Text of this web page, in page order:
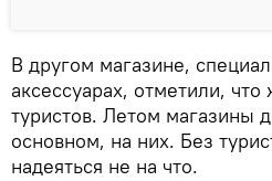
В другом магазине,
аксессуарах, отметили,
туристов. Летом магазины
основном, на них. Без
надеяться не на что.